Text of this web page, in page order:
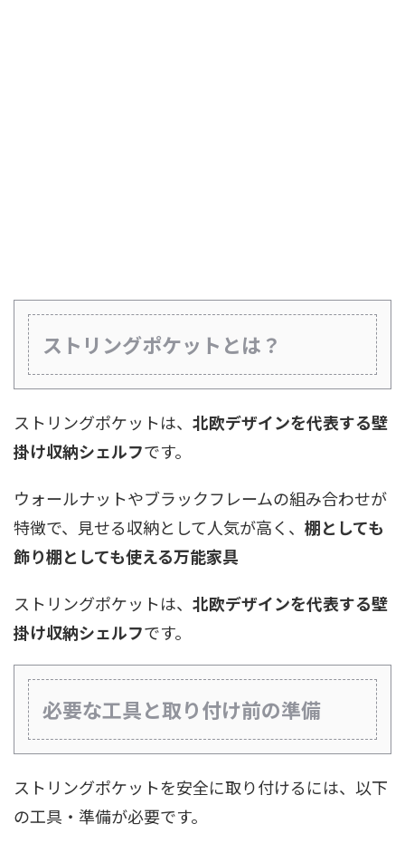
ストリングポケットとは？
ストリングポケットは、 北欧デザインを代表する壁
掛け収納シェルフです。
ウォールナットやブラックフレームの組み合わせが
特徴で、見せる収納として人気が高く、 棚としても
飾り棚としても使える万能家具
ストリングポケットは、 北欧デザインを代表する壁
掛け収納シェルフです。
必要な工具と取り付け前の準備
ストリングポケットを安全に取り付けるには、以下
の工具・準備が必要です。